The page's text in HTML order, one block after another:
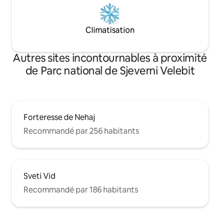
Climatisation
Autres sites incontournables à proximité
de Parc national de Sjeverni Velebit
Forteresse de Nehaj
Recommandé par 256 habitants
Sveti Vid
Recommandé par 186 habitants